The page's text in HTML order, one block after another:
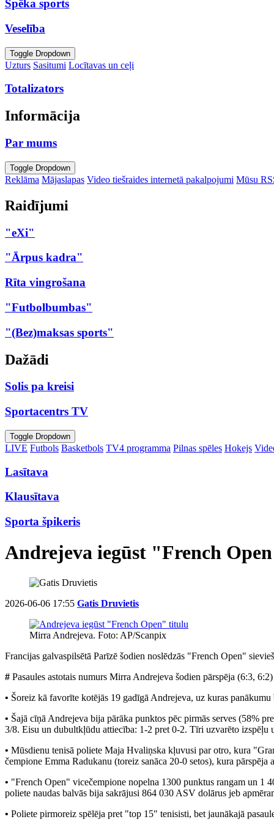
Spēka sports
Veselība
Toggle Dropdown
Uzturs Sasitumi Locītavas un ceļi
Totalizators
Informācija
Par mums
Toggle Dropdown
Reklāma Mājaslapas Video tiešraides internetā pakalpojumi Mūsu
Raidījumi
"eXi"
"Ārpus kadra"
Rīta vingrošana
"Futbolbumbas"
"(Bez)maksas sports"
Dažādi
Solis pa kreisi
Sportacentrs TV
Toggle Dropdown
LIVE Futbols Basketbols TV4 programma Pilnas spēles Hokejs
Lasītava
Klausītava
Sporta špikeris
Andrejeva iegūst "French
2026-06-06 17:55 Gatis Druvietis
Mirra Andrejeva. Foto: AP/Scanpix
Francijas galvaspilsētā Parīzē šodien noslēdzās "French Open"
# Pasaules astotais numurs Mirra Andrejeva šodien pārspēja (6:3,
• Šoreiz kā favorīte kotējās 19 gadīgā Andrejeva, uz kuras
• Šajā cīņā Andrejeva bija pārāka punktos pēc pirmās serves (58%
3/8. Eisu un dubultkļūdu attiecība: 1-2 pret 0-2. Tīri uzvarēto izspēļu
• Mūsdienu tenisā poliete Maja Hvaliņska kļuvusi par otro, kura
čempione Emma Radukanu (toreiz sanāca 20-0 setos), kura pārspēja
• "French Open" vicečempione nopelna 1300 punktus rangam un 1
poliete naudas balvās bija sakrājusi 864 030 ASV dolārus jeb
• Poliete pirmoreiz spēlēja pret "top 15" tenisisti, bet jaunākajā